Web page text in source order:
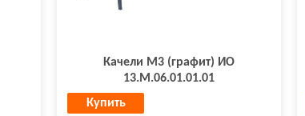
Качели М3 (графит) ИО
13.М.06.01.01.01
Купить